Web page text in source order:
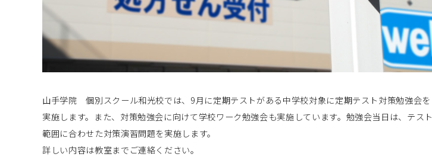
山手学院 個別スクール和光校では、9月に定期テストがある中学校対象に定期テスト対策勉強会を
実施します。また、対策勉強会に向けて学校ワーク勉強会も実施しています。勉強会当日は、テスト
範囲に合わせた対策演習問題を実施します。
詳しい内容は教室までご連絡ください。